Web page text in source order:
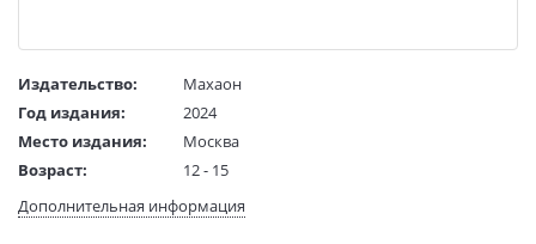
Издательство:
Махаон
Год издания:
2024
Место издания:
Москва
Возраст:
12 - 15
Язык текста:
русский
Дополнительная информация